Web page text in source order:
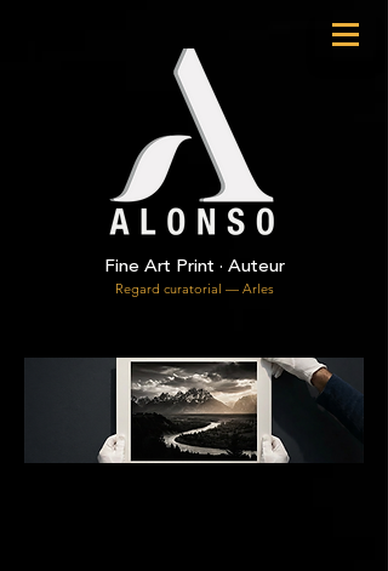
Fine Art Print · Auteur
Regard curatorial — Arles